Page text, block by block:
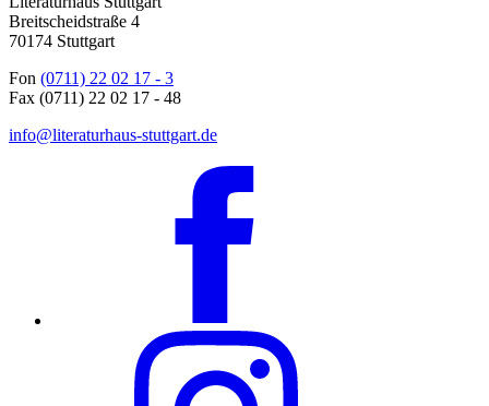
Breitscheidstraße 4
70174 Stuttgart
Fon (0711) 22 02 17 - 3
Fax (0711) 22 02 17 - 48
info@literaturhaus-stuttgart.de